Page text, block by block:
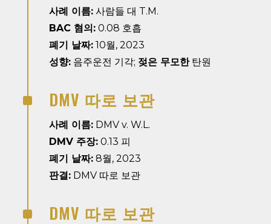
사례 이름:사람들 대 T.M.
BAC 혐의:0.08 호흡
폐기 날짜:10월, 2023
성향:음주운전 기각; 젖은 무모한탄원
^ DMV 따로 보관
사례 이름:DMV v. W.L.
DMV 주장:0.13 피
폐기 날짜:8월, 2023
판결:DMV 따로 보관
^ DMV 따로 보관